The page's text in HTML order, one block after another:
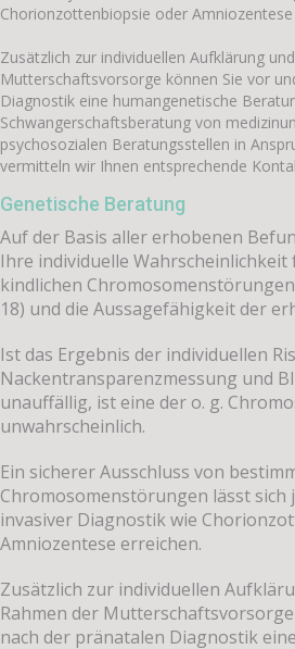
Chorionzottenbiopsie oder Amniozentese
Zusätzlich zur individuellen Aufklärung
Mutterschaftsvorsorge können Sie vor
Diagnostik eine humangenetische
Schwangerschaftsberatung von
psychosozialen Beratungsstellen in
vermitteln wir Ihnen entsprechende
Genetische Beratung
Auf der Basis aller erhobenen
Ihre individuelle
kindlichen
18) und die Aussagefähigkeit der
Ist das Ergebnis der individuellen
Nackentransparenzmessung und
unauffällig, ist eine der o. g.
unwahrscheinlich.
Ein sicherer Ausschluss von
Chromosomenstörungen lässt sich
invasiver Diagnostik wie
Amniozentese erreichen.
Zusätzlich zur individuellen
Rahmen der
nach der pränatalen Diagnostik